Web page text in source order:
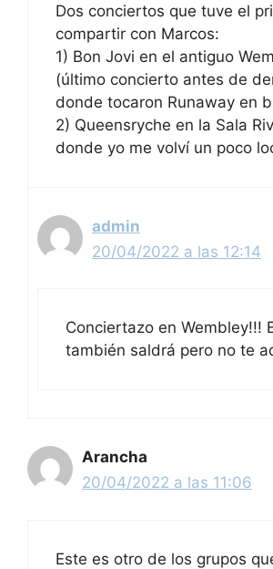
Dos conciertos que tuve el
compartir con Marcos:
1) Bon Jovi en el antiguo
(último concierto antes de
donde tocaron Runaway en
2) Queensryche en la Sala
donde yo me volví un poco
admin
20/04/2022 a las 12:14
Conciertazo en Wembley!!!
también saldrá pero no te
Arancha
20/04/2022 a las 11:06
Este es otro de los grupos